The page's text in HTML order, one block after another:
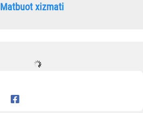
Matbuot xizmati